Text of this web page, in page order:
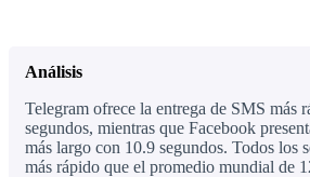
Análisis
Telegram ofrece la entrega de SMS más
segundos, mientras que Facebook
más largo con 10.9 segundos. Todos los
más rápido que el promedio mundial de